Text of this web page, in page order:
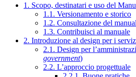
1. Scopo, destinatari e uso del
1.1. Versionamento e storico
1.2. Consultazione del
1.3. Contribuisci al manuale
2. Introduzione al design per i
2.1. Design per
government)
2.2. L’approccio progettuale